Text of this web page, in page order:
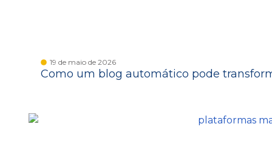
19 de maio de 2026
Como um blog automático pode